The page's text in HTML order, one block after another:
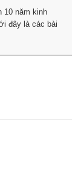
10 năm kinh
đây là các bài